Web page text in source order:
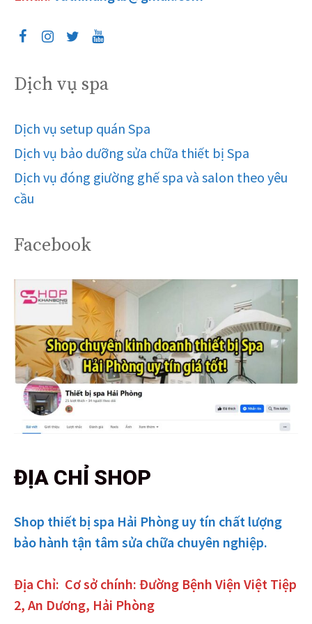
Dịch vụ spa
Dịch vụ setup quán Spa
Dịch vụ bảo dưỡng sửa chữa thiết bị Spa
Dịch vụ đóng giường ghế spa và salon theo yêu
cầu
Facebook
ĐỊA CHỈ SHOP
Shop thiết bị spa Hải Phòng uy tín chất lượng
bảo hành tận tâm sửa chữa chuyên nghiệp.
Địa Chỉ: Cơ sở chính: Đường Bệnh Viện Việt Tiệp
2, An Dương, Hải Phòng